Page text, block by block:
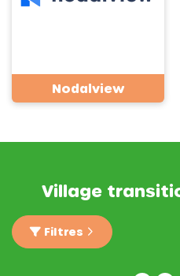
Nodalview
Village
Filtres